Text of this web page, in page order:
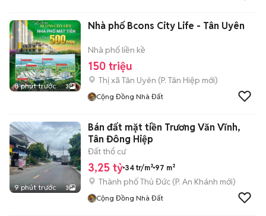
8 phút trước 3
Nhà phố Bcons City Life - Tân Uyên
Nhà phố liền kề
150 triệu
Thị xã Tân Uyên (P. Tân Hiệp mới)
Cộng Đồng Nhà Đất
9 phút trước 3
Bán đất mặt tiền Trương Văn Vĩnh,
Tân Đông Hiệp
Đất thổ cư
3,25 tỷ 34 tr/m² 97 m²
Thành phố Thủ Đức (P. An Khánh mới)
Cộng Đồng Nhà Đất